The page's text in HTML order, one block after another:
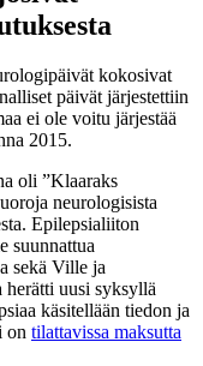
kokosivat
päivät järjestettiin
ei ole voitu järjestää
2015.
oli ”Klaaraks
neurologisista
Epilepsialiiton
suunnattua
sekä Ville ja
herätti uusi syksyllä
käsitellään tiedon ja
on tilattavissa maksutta